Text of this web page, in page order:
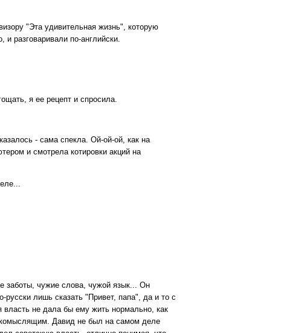
"Эта удивительная жизнь", которую
разговаривали по-английски.
я ее рецепт и спросила.
- сама спекла. Ой-ой-ой, как на
и смотрела котировки акций на
заботы, чужие слова, чужой язык... Он
лишь сказать "Привет, папа", да и то с
власть не дала бы ему жить нормально, как
Давид не был на самом деле